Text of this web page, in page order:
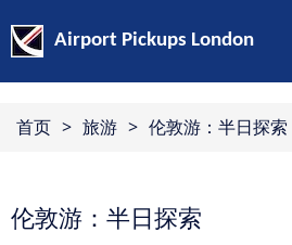
Airport Pickups London
首页 > 旅游 > 伦敦游：半日探索
伦敦游：半日探索